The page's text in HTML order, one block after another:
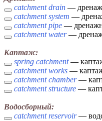
catchment drain —
catchment system —
catchment pipe —
catchment water—
Каптаж:
spring catchment—
catchment works —
catchment chamber—
catchment structure —
Водосборный:
catchment reservoir—